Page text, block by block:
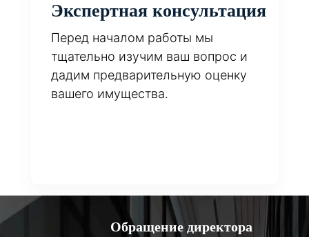
Экспертная консультация
Перед началом работы мы
тщательно изучим ваш вопрос и
дадим предварительную оценку
вашего имущества.
Обращение директора